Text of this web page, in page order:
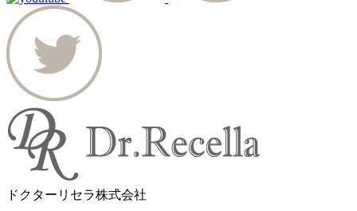
ドクターリセラ株式会社